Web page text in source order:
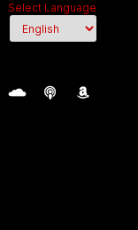
Select Language